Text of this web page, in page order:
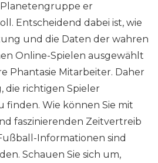
er
Entscheidend dabei ist, wie
und die Daten der wahren
Online-Spielen ausgewählt
Phantasie Mitarbeiter. Daher
die richtigen Spieler
finden. Wie können Sie mit
faszinierenden Zeitvertreib
Informationen sind
Schauen Sie sich um,